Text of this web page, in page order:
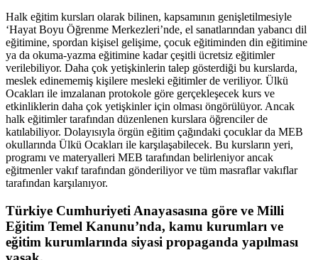
Halk eğitim kursları olarak bilinen, kapsamının genişletilmesiyle
‘Hayat Boyu Öğrenme Merkezleri’nde, el sanatlarından yabancı dil
eğitimine, spordan kişisel gelişime, çocuk eğitiminden din eğitimine
ya da okuma-yazma eğitimine kadar çeşitli ücretsiz eğitimler
verilebiliyor. Daha çok yetişkinlerin talep gösterdiği bu kurslarda,
meslek edinememiş kişilere mesleki eğitimler de veriliyor. Ülkü
Ocakları ile imzalanan protokole göre gerçekleşecek kurs ve
etkinliklerin daha çok yetişkinler için olması öngörülüyor. Ancak
halk eğitimler tarafından düzenlenen kurslara öğrenciler de
katılabiliyor. Dolayısıyla örgün eğitim çağındaki çocuklar da MEB
okullarında Ülkü Ocakları ile karşılaşabilecek. Bu kursların yeri,
programı ve materyalleri MEB tarafından belirleniyor ancak
eğitmenler vakıf tarafından gönderiliyor ve tüm masraflar vakıflar
tarafından karşılanıyor.
Türkiye Cumhuriyeti Anayasasına göre ve Milli
Eğitim Temel Kanunu’nda, kamu kurumları ve
eğitim kurumlarında siyasi propaganda yapılması